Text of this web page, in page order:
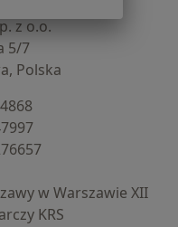
z o.o.
5/7
Polska
w Warszawie XII
KRS